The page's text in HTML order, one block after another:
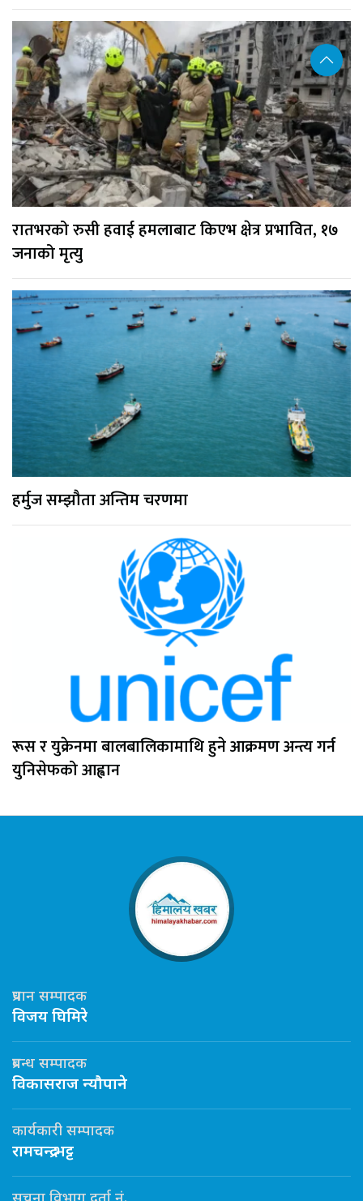
रातभरको रुसी हवाई हमलाबाट किएभ क्षेत्र प्रभावित, १७
जनाको मृत्यु
हर्मुज सम्झौता अन्तिम चरणमा
रूस र युक्रेनमा बालबालिकामाथि हुने आक्रमण अन्त्य गर्न
युनिसेफको आह्वान
प्रधान सम्पादक
विजय घिमिरे
प्रबन्ध सम्पादक
विकासराज न्यौपाने
कार्यकारी सम्पादक
रामचन्द्र भट्ट